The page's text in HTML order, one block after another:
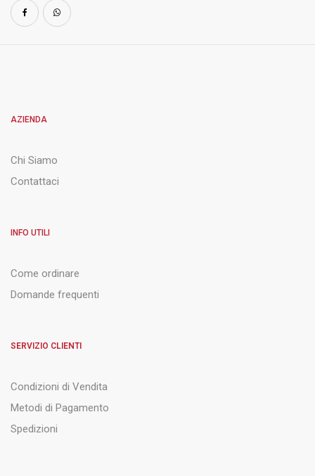
AZIENDA
Chi Siamo
Contattaci
INFO UTILI
Come ordinare
Domande frequenti
SERVIZIO CLIENTI
Condizioni di Vendita
Metodi di Pagamento
Spedizioni